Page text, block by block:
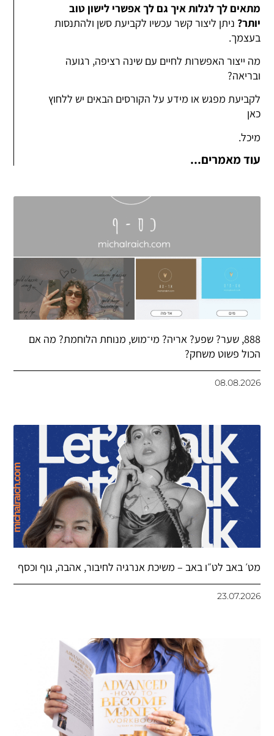
מתאים לך לגלות איך גם לך אפשרי לישון טוב
יותר?ניתן ליצור קשר עכשיו לקביעת סשן ולהתנסות
בעצמך.
מה ייצור האפשרות לחיים עם שינה רציפה, רגועה
ובריאה?
לקביעת מפגש או מידע על הקורסים הבאים יש ללחוץ
כאן
מיכל.
עוד מאמרים...
888, שער? שפע? אריה? מי־מוש, מנוחת הלוחמת? מה אם
הכול פשוט משחק?
08.08.2026
מט׳ באב לט״ו באב – משיכת אנרגיה לחיבור, אהבה, גוף וכסף
23.07.2026